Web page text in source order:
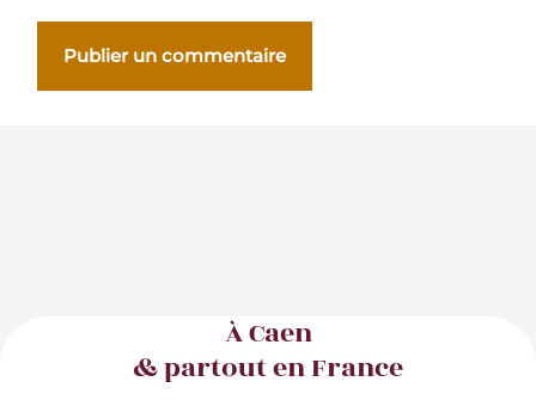
À Caen
& partout en France